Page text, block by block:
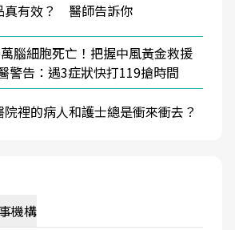
真有效？ 醫師告訴你
腦細胞死亡！把握中風黃金救援
警告：遇3症狀快打119搶時間
裡的病人和護士總是衝來衝去？
機構